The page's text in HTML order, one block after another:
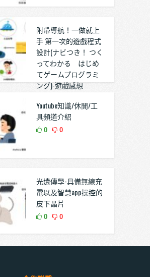
附帶導航！一做就上
手 第一次的遊戲程式
設計(ナビつき！ つく
ってわかる はじめ
てゲームプログラミ
ング)-遊戲感想
Youtube知識/休閒/工
具頻道介紹
0 0
光遺傳學-具備無線充
電以及智慧app操控的
皮下晶片
0 0